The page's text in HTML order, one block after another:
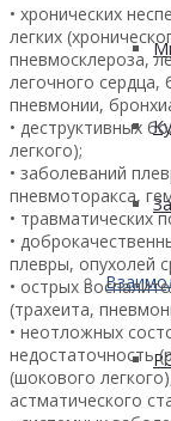
• хронических
легких
пневмосклероза,
легочного сердца,
пневмонии,
• деструктивных
легкого);
• заболеваний
пневмоторакса,
• травматических
•
плевры, опухолей
• острых
(трахеита,
• неотложных
недостаточность
(шокового
астматического